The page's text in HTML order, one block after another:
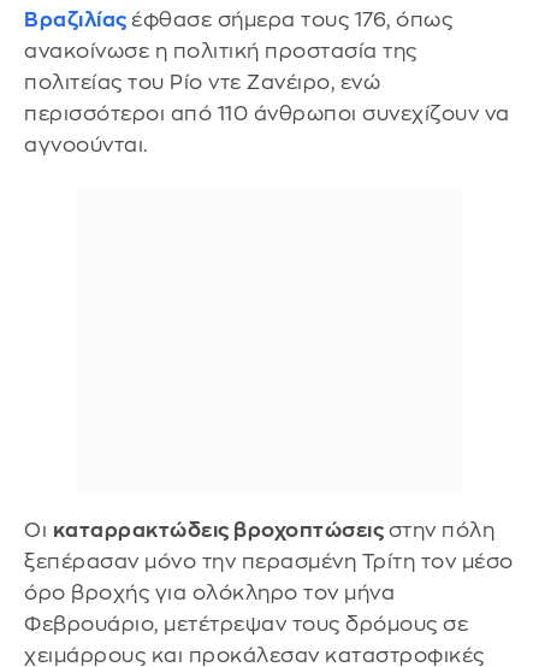
Βραζιλίας έφθασε σήμερα τους 176, όπως
ανακοίνωσε η πολιτική προστασία της
πολιτείας του Ρίο ντε Ζανέιρο, ενώ
περισσότεροι από 110 άνθρωποι συνεχίζουν να
αγνοούνται.
Οι καταρρακτώδεις βροχοπτώσεις στην πόλη
ξεπέρασαν μόνο την περασμένη Τρίτη τον μέσο
όρο βροχής για ολόκληρο τον μήνα
Φεβρουάριο, μετέτρεψαν τους δρόμους σε
χειμάρρους και προκάλεσαν καταστροφικές